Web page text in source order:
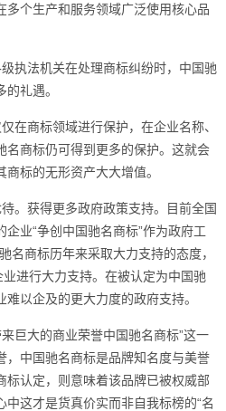
多个生产和服务领域广泛使用核心品
法机关在处理商标纠纷时，中国驰
礼遇。
商标领域进行保护，在企业名称、
名商标仍可得到更多的保护。这就会
标的无形资产大大增值。
获得更多政府政策支持。目前全国
业“争创中国驰名商标”作为政府工
名商标历年来采取大力支持的态度，
进行大力支持。在被认定为中国驰
以企及的更大力度的政府支持。
大的商业荣誉中国驰名商标”这一
，中国驰名商标是品牌知名度与美誉
标认定，则意味着该品牌已被权威部
这才是货真价实而非自我标榜的“名